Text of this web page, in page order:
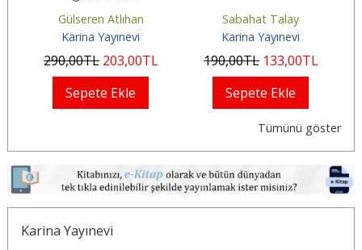
Gülseren Atlıhan
Karina Yayınevi
290,00TL 203,00TL
Sepete Ekle
Sabahat Talay
Karina Yayınevi
190,00TL 133,00TL
Sepete Ekle
Tümünü göster
Karina Yayınevi